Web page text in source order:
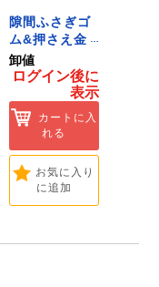
隙間ふさぎゴ
ム&押さえ金
物 72909
卸値
ログイン後に
表示
カートに入
れる
お気に入り
に追加